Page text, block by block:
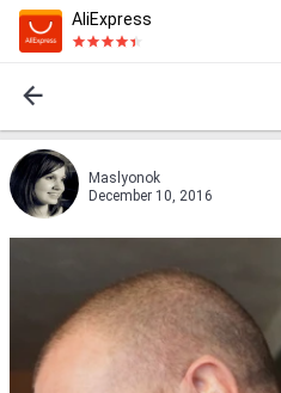
AliExpress
Maslyonok
December 10, 2016